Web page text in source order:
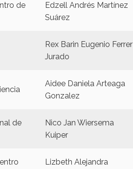
de
Edzell Andrés Martínez
Suárez
Rex Barin Eugenio Ferrer
Jurado
Aidee Daniela Arteaga
Gonzalez
de
Nico Jan Wiersema
Kuiper
Lizbeth Alejandra